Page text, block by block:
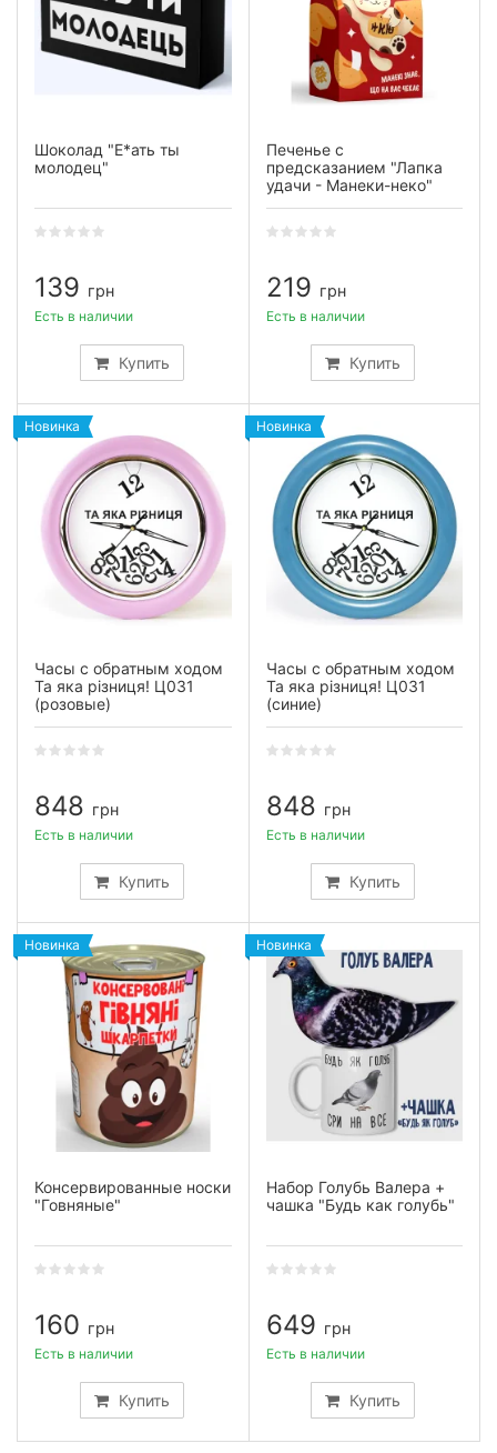
Шоколад "Е*ать ты
молодец"
139 грн
Купить
Есть в наличии
Печенье с
предсказанием "Лапка
удачи - Манеки-неко"
219 грн
Купить
Есть в наличии
Новинка
Часы с обратным ходом
Та яка різниця! Ц031
(розовые)
848 грн
Купить
Есть в наличии
Новинка
Часы с обратным ходом
Та яка різниця! Ц031
(синие)
848 грн
Купить
Есть в наличии
Новинка
Консервированные носки
"Говняные"
160 грн
Купить
Есть в наличии
Новинка
Набор Голубь Валера +
чашка "Будь как голубь"
649 грн
Купить
Есть в наличии